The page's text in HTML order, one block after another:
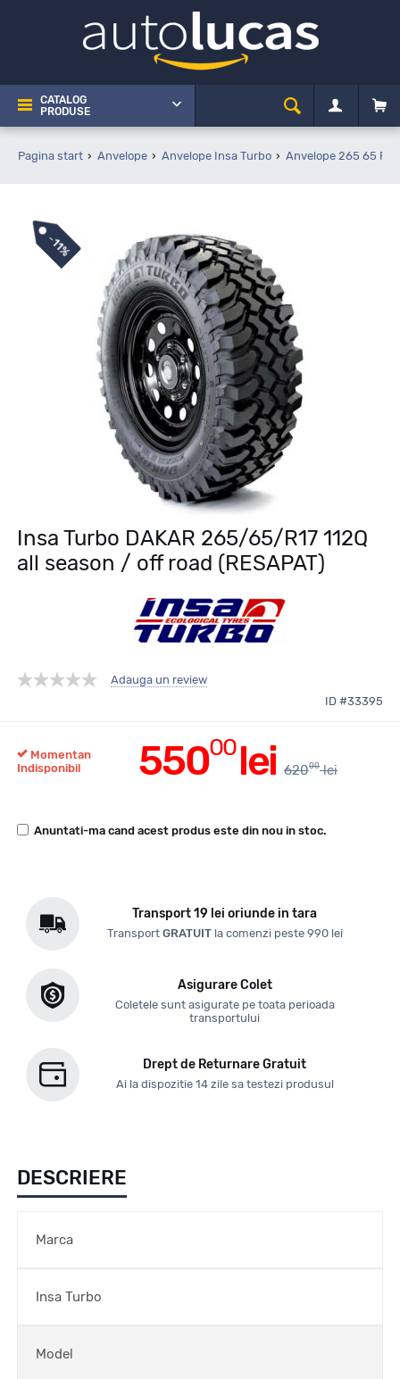
CATALOG
PRODUSE
Pagina start Anvelope Anvelope Insa Turbo Anvelope 265 65 R17
-11%
Insa Turbo DAKAR 265/65/R17 112Q
all season / off road (RESAPAT)
Adauga un review
ID #33395
55000lei 62000 lei
Momentan
Indisponibil
Anuntati-ma cand acest produs este din nou in stoc.
Transport 19 lei oriunde in tara
Transport GRATUITla comenzi peste 990 lei
Asigurare Colet
Coletele sunt asigurate pe toata perioada
transportului
Drept de Returnare Gratuit
Ai la dispozitie 14 zile sa testezi produsul
DESCRIERE
Marca
Insa Turbo
Model